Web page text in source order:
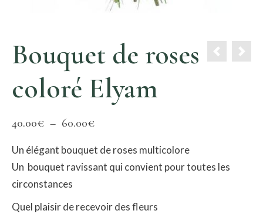
Bouquet de roses
coloré Elyam
40.00€ – 60.00€Plage
prix :
40.00€
60.00€
Un élégant bouquet de roses multicolore
Un bouquet ravissant qui convient pour toutes les
circonstances
Quel plaisir de recevoir des fleurs